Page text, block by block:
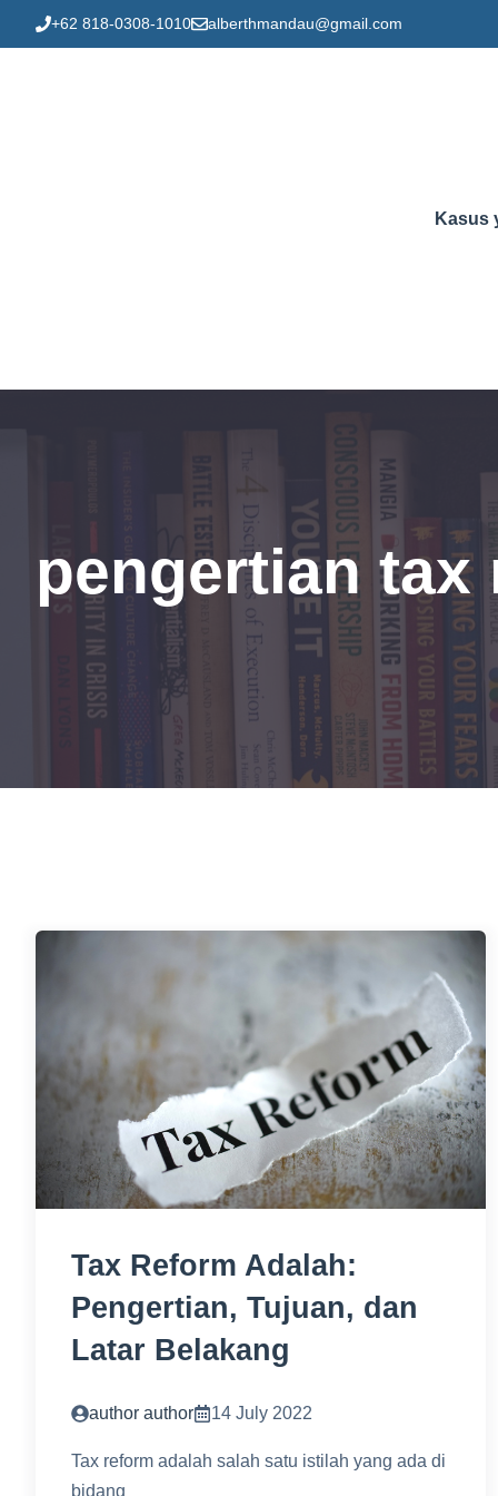
to
+62 818-0308-1010 alberthmandau@gmail.com
Kasus
pengertian tax
Tax Reform Adalah:
Pengertian, Tujuan, dan
Latar Belakang
author author 14 July 2022
Tax reform adalah salah satu istilah yang ada di
bidang